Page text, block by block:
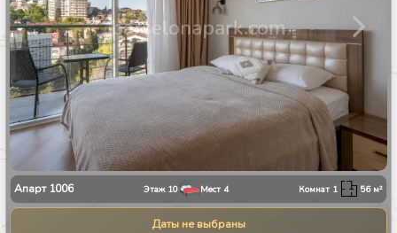
Апарт 1006 Этаж 10 Мест 4 Комнат 1 56м²
Даты не выбраны